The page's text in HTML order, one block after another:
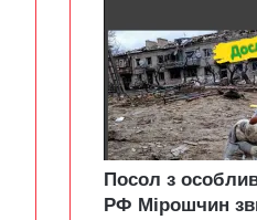
Посол з
РФ Мірошчин